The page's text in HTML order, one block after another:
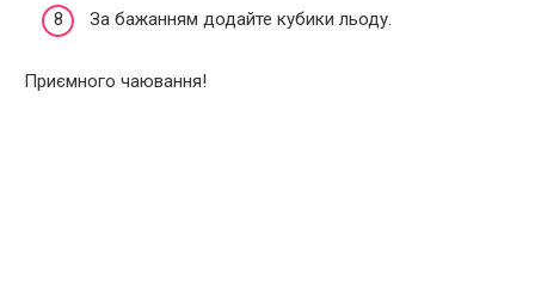
За бажанням додайте кубики льоду.
Приємного чаювання!